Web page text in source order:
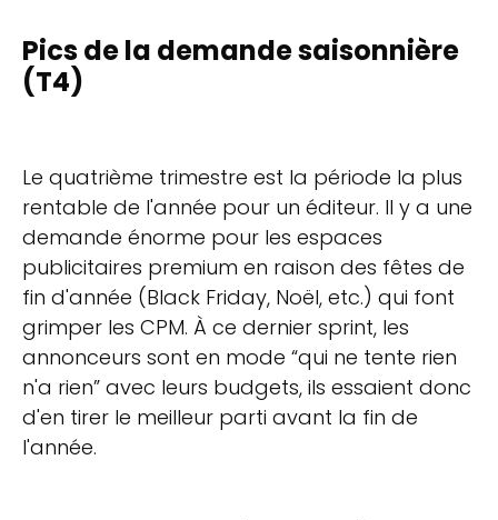
Pics de la demande saisonnière
(T4)
Le quatrième trimestre est la période la plus
rentable de l'année pour un éditeur. Il y a une
demande énorme pour les espaces
publicitaires premium en raison des fêtes de
fin d'année (Black Friday, Noël, etc.) qui font
grimper les CPM. À ce dernier sprint, les
annonceurs sont en mode “qui ne tente rien
n'a rien” avec leurs budgets, ils essaient donc
d'en tirer le meilleur parti avant la fin de
l'année.